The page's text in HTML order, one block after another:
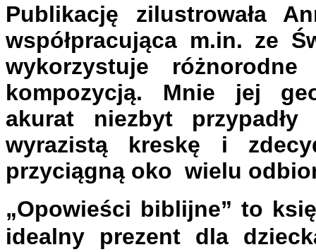
Publikację zilustrowała
współpracująca m.in. ze
wykorzystuje
kompozycją. Mnie jej
akurat niezbyt
wyrazistą kreskę i
przyciągną oko wielu
„Opowieści biblijne” to
idealny prezent dla